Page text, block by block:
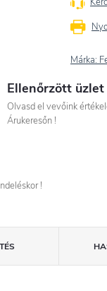
Márka:
Ellenőrzött üzlet
Olvasd el vevőink
Árukeresőn !
!